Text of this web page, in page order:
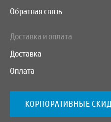
Обратная связь
Доставка и оплата
Доставка
Оплата
КОРПОРАТИВНЫЕ